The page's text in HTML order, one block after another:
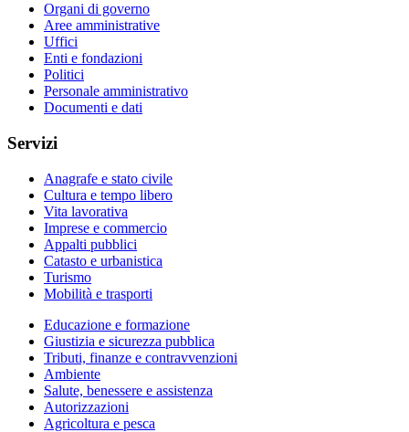
Organi di governo
Aree amministrative
Uffici
Enti e fondazioni
Politici
Personale amministrativo
Documenti e dati
Servizi
Anagrafe e stato civile
Cultura e tempo libero
Vita lavorativa
Imprese e commercio
Appalti pubblici
Catasto e urbanistica
Turismo
Mobilità e trasporti
Educazione e formazione
Giustizia e sicurezza pubblica
Tributi, finanze e contravvenzioni
Ambiente
Salute, benessere e assistenza
Autorizzazioni
Agricoltura e pesca